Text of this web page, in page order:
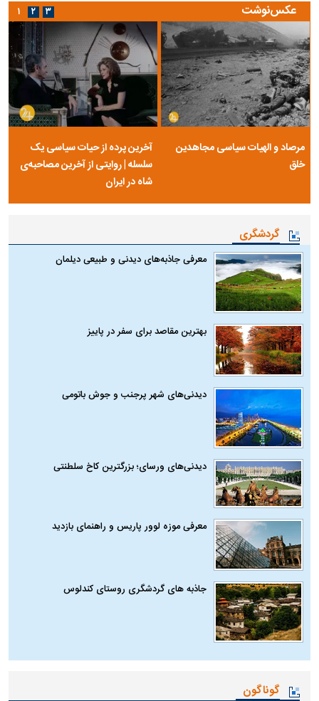
عکس‌نوشت
مرصاد و الهیات سیاسی مجاهدین
خلق
آخرین پرده از حیات سیاسی یک
سلسله | روایتی از آخرین مصاحبه‌ی
شاه در ایران
۱ ۲ ۳
گردشگری
معرفی جاذبه‌های دیدنی و طبیعی دیلمان
بهترین مقاصد برای سفر در پاییز
دیدنی‌های شهر پرجنب و جوش باتومی
دیدنی‌های ورسای؛ بزرگترین کاخ سلطنتی
معرفی موزه لوور پاریس و راهنمای بازدید
جاذبه های گردشگری روستای کندلوس
گوناگون